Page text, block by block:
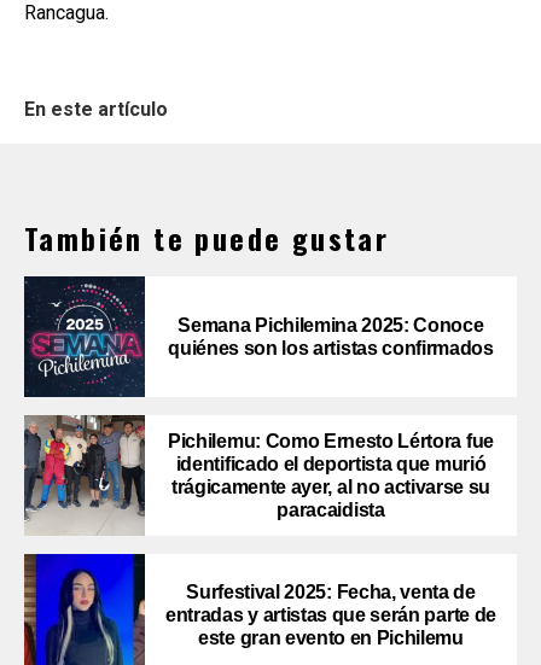
Rancagua.
En este artículo
También te puede gustar
Semana Pichilemina 2025: Conoce
quiénes son los artistas confirmados
Pichilemu: Como Ernesto Lértora fue
identificado el deportista que murió
trágicamente ayer, al no activarse su
paracaidista
Surfestival 2025: Fecha, venta de
entradas y artistas que serán parte de
este gran evento en Pichilemu